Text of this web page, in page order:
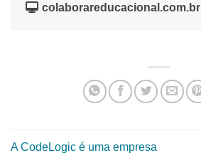
colaborareducacional.com.br
A CodeLogic é uma empresa